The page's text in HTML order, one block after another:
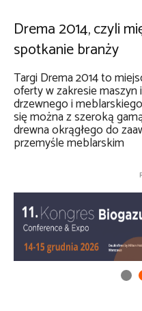
Drema 2014, czyli
spotkanie branży
Targi Drema 2014 to
oferty w zakresie
drzewnego i
się można z szeroką
drewna okrągłego do
przemyśle meblarskim